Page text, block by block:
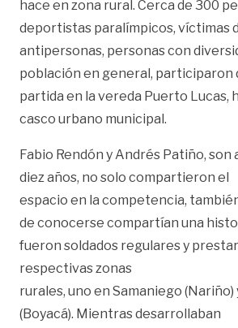
hace en zona rural. Cerca de 300
deportistas paralímpicos, víctimas
antipersonas, personas con
población en general, participaron
partida en la vereda Puerto Lucas,
casco urbano municipal.
Fabio Rendón y Andrés Patiño, son
diez años, no solo compartieron el
espacio en la competencia,
de conocerse compartían una
fueron soldados regulares y
respectivas zonas
rurales, uno en Samaniego
(Boyacá). Mientras desarrollaban